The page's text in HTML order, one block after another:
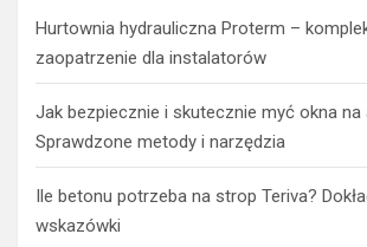
Hurtownia hydrauliczna Proterm –
zaopatrzenie dla instalatorów
Jak bezpiecznie i skutecznie myć okna na
Sprawdzone metody i narzędzia
Ile betonu potrzeba na strop Teriva?
wskazówki